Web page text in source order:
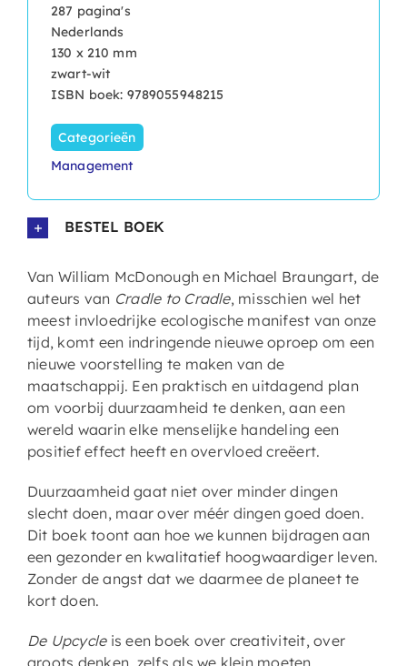
287 pagina's
Nederlands
130 x 210 mm
zwart-wit
ISBN boek: 9789055948215
Categorieën
Management
BESTEL BOEK
Van William McDonough en Michael Braungart, de
auteurs van Cradle to Cradle, misschien wel het
meest invloedrijke ecologische manifest van onze
tijd, komt een indringende nieuwe oproep om een
nieuwe voorstelling te maken van de
maatschappij. Een praktisch en uitdagend plan
om voorbij duurzaamheid te denken, aan een
wereld waarin elke menselijke handeling een
positief effect heeft en overvloed creëert.
Duurzaamheid gaat niet over minder dingen
slecht doen, maar over méér dingen goed doen.
Dit boek toont aan hoe we kunnen bijdragen aan
een gezonder en kwalitatief hoogwaardiger leven.
Zonder de angst dat we daarmee de planeet te
kort doen.
De Upcycleis een boek over creativiteit, over